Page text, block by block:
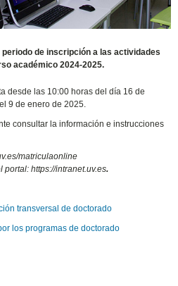
de inscripción a las actividades
académico 2024-2025.
desde las 10:00 horas del día 16 de
9 de enero de 2025.
consultar la información e instrucciones
matriculaonline
https://intranet.uv.es.
transversal de doctorado
los programas de doctorado